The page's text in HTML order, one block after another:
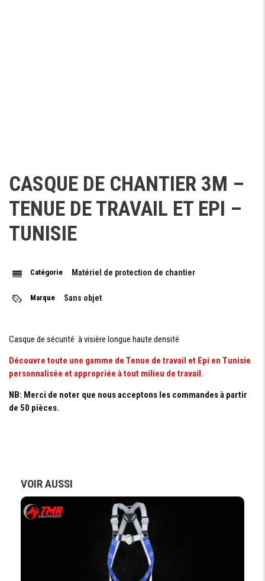
CASQUE DE CHANTIER 3M –
TENUE DE TRAVAIL ET EPI –
TUNISIE
Catégorie Matériel de protection de chantier
Marque Sans objet
Casque de sécurité à visière longue haute densité
Découvre toute une gamme de Tenue de travail et Epi en Tunisie
personnalisée et appropriée à tout milieu de travail.
NB: Merci de noter que nous acceptons les commandes à partir
de 50 pièces.
VOIR AUSSI